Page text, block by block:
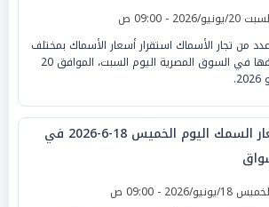
20/يونيو/2026 - 09:00 ص
من تجار الأسماك استقرار أسعار الأسماك بمختلف
أصنافها في السوق المصرية اليوم السبت، الموافق 20
أسعار السمك اليوم الخميس 18-6-2026 في
18/يونيو/2026 - 09:00 ص